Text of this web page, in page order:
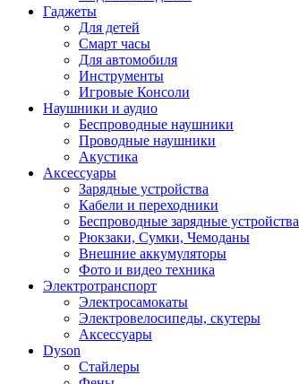
Гаджеты
Для детей
Смарт часы
Для автомобиля
Инструменты
Игровые Консоли
Наушники и аудио
Беспроводные наушники
Проводные наушники
Акустика
Аксессуары
Зарядные устройства
Кабели и переходники
Беспроводные зарядные устройства
Рюкзаки, Сумки, Чемоданы
Внешние аккумуляторы
Фото и видео техника
Электротранспорт
Электросамокаты
Электровелосипеды, скутеры
Аксессуары
Dyson
Стайлеры